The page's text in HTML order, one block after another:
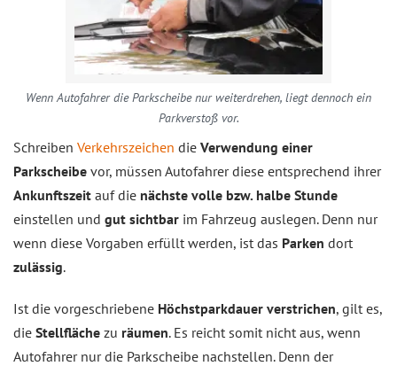
Wenn Autofahrer die Parkscheibe nur weiterdrehen, liegt dennoch ein
Parkverstoß vor.
Schreiben Verkehrszeichen die Verwendung einer
Parkscheibe vor, müssen Autofahrer diese entsprechend ihrer
Ankunftszeit auf die nächste volle bzw. halbe Stunde
einstellen und gut sichtbar im Fahrzeug auslegen. Denn nur
wenn diese Vorgaben erfüllt werden, ist das Parken dort
zulässig.
Ist die vorgeschriebene Höchstparkdauer verstrichen, gilt es,
die Stellfläche zu räumen. Es reicht somit nicht aus, wenn
Autofahrer nur die Parkscheibe nachstellen. Denn der